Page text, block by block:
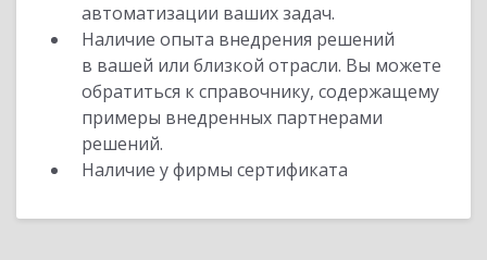
автоматизации ваших задач.
Наличие опыта внедрения решений
в вашей или близкой отрасли. Вы можете
обратиться к справочнику, содержащему
примеры внедренных партнерами
решений.
Наличие у фирмы сертификата